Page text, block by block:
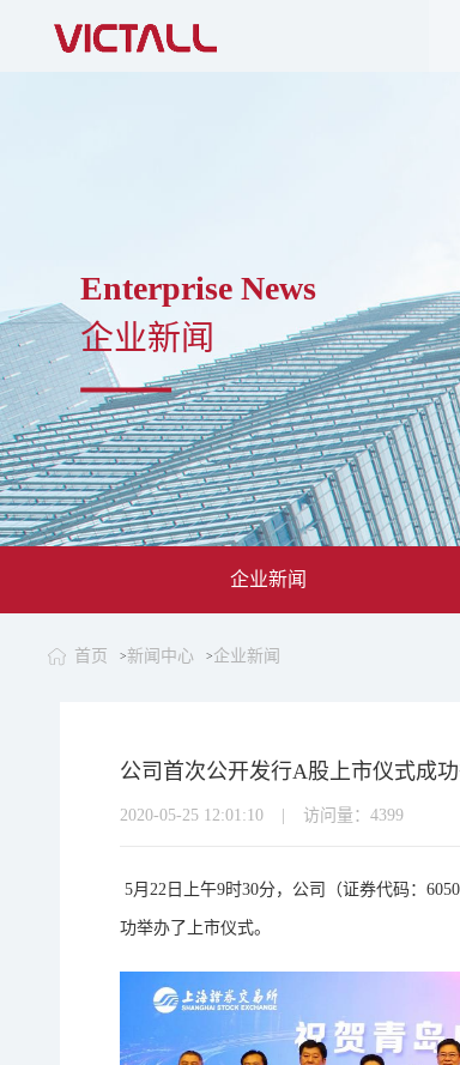
Enterprise News
企业新闻
企业新闻
首页 >新闻中心 >企业新闻
公司首次公开发行A股上市仪式成
2020-05-25 12:01:10 访问量：4399
5月22日上午9时30分，公司（证券代码：
功举办了上市仪式。